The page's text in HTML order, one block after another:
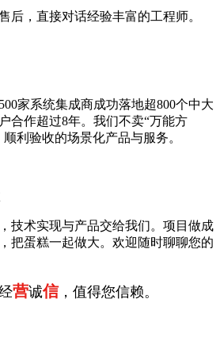
后，直接对话经验丰富的工程师。
家系统集成商成功落地超800个中大
合作超过8年。我们不卖“万能方
利验收的场景化产品与服务。
技术实现与产品交给我们。项目做成
把蛋糕一起做大。欢迎随时聊聊您的
营诚信，值得您信赖。